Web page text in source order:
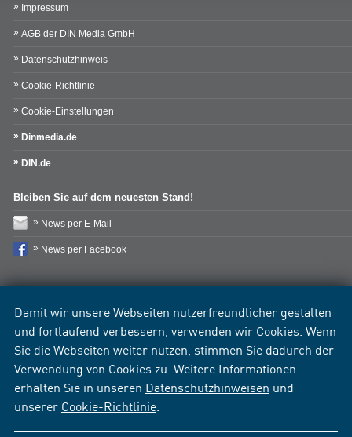
Damit wir unsere Webseiten nutzerfreundlicher gestalten
und fortlaufend verbessern, verwenden wir Cookies. Wenn
Sie die Webseiten weiter nutzen, stimmen Sie dadurch der
Verwendung von Cookies zu. Weitere Informationen
erhalten Sie in unseren Datenschutzhinweisen und
unserer Cookie-Richtlinie
Impressum
AGB der DIN Media GmbH
Datenschutzhinweis
Cookie-Richtlinie
Cookie-Einstellungen
Dinmedia.de
DIN.de
Bleiben Sie auf dem neuesten Stand!
News per E-Mail
News per Facebook